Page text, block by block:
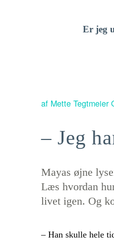
Er jeg
af Mette Tegtmeier
– Jeg
Mayas øjne
Læs hvordan
livet igen. Og
– Han skulle hele